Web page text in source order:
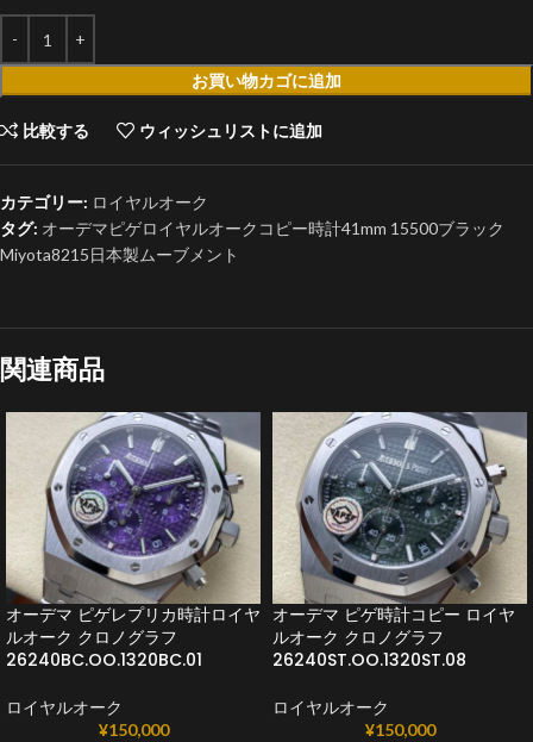
お買い物カゴに追加
比較する ウィッシュリストに追加
カテゴリー: ロイヤルオーク
タグ: オーデマピゲロイヤルオークコピー時計41mm 15500ブラック
Miyota8215日本製ムーブメント
関連商品
オーデマ ピゲレプリカ時計ロイヤ
ルオーク クロノグラフ
26240BC.OO.1320BC.01
ロイヤルオーク
¥150,000
オーデマ ピゲ時計コピー ロイヤ
ルオーク クロノグラフ
26240ST.OO.1320ST.08
ロイヤルオーク
¥150,000